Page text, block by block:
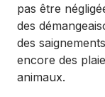
pas être
des
des
encore des
animaux.